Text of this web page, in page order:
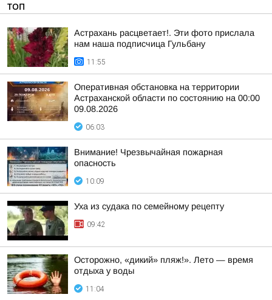
ТОП
Астрахань расцветает!. Эти фото прислала
нам наша подписчица Гульбану
11:55
Оперативная обстановка на территории
Астраханской области по состоянию на 00:00
09.08.2026
06:03
Внимание! Чрезвычайная пожарная
опасность
10:09
Уха из судака по семейному рецепту
09:42
Осторожно, «дикий» пляж!». Лето — время
отдыха у воды
11:04